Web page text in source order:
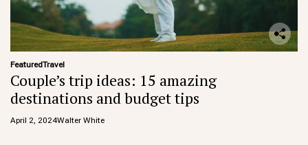
FeaturedTravel
Couple’s trip ideas: 15 amazing
destinations and budget tips
April 2, 2024Walter White